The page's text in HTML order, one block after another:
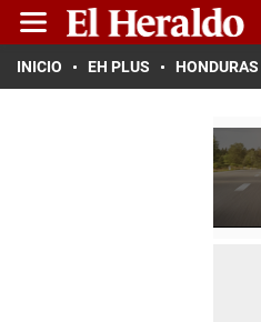
INICIO EH PLUS HONDURAS